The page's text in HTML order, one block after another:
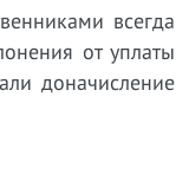
всегда
от уплаты
доначисление